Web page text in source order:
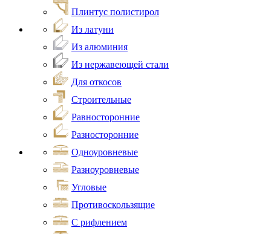
Плинтус полистирол
Из латуни
Из алюминия
Из нержавеющей стали
Для откосов
Строительные
Равносторонние
Разносторонние
Одноуровневые
Разноуровневые
Угловые
Противоскользящие
С рифлением